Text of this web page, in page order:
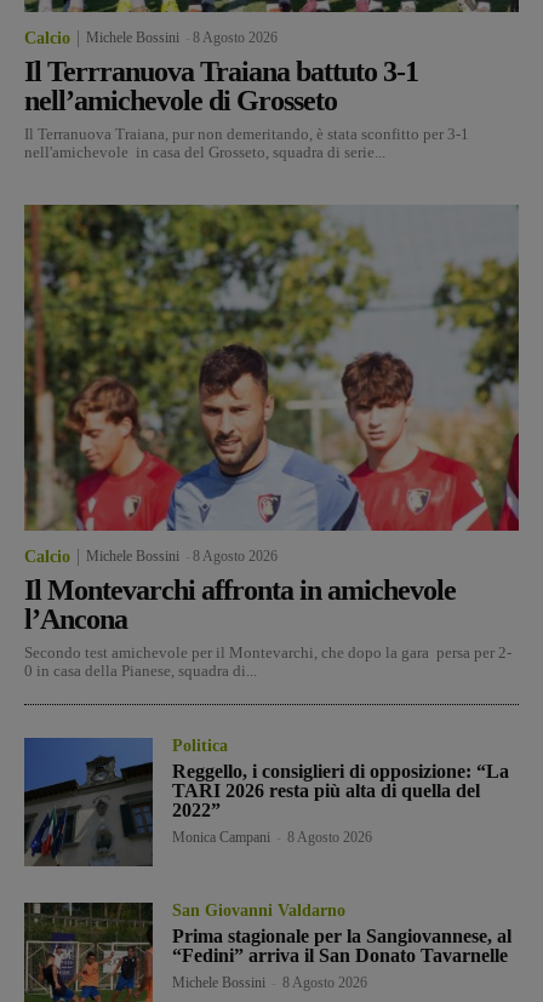
Calcio Michele Bossini 8 Agosto 2026
Il Terrranuova Traiana battuto 3-1
nell’amichevole di Grosseto
Il Terranuova Traiana, pur non demeritando, è stata sconfitto per 3-1
nell'amichevole in casa del Grosseto, squadra di serie...
Calcio Michele Bossini 8 Agosto 2026
Il Montevarchi affronta in amichevole
l’Ancona
Secondo test amichevole per il Montevarchi, che dopo la gara persa per 2-
0 in casa della Pianese, squadra di...
Politica
Reggello, i consiglieri di opposizione: “La
TARI 2026 resta più alta di quella del
2022”
Monica Campani 8 Agosto 2026
San Giovanni Valdarno
Prima stagionale per la Sangiovannese, al
“Fedini” arriva il San Donato Tavarnelle
Michele Bossini 8 Agosto 2026